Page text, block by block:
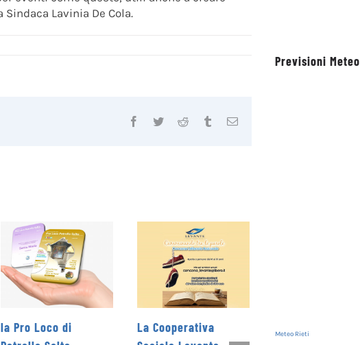
Lavinia De Cola.
Facebook
TwitterReddit TumblrEmail
La Cooperativa
Rieti Sport Festival XI
Previsioni Meteo
Meteo Rieti